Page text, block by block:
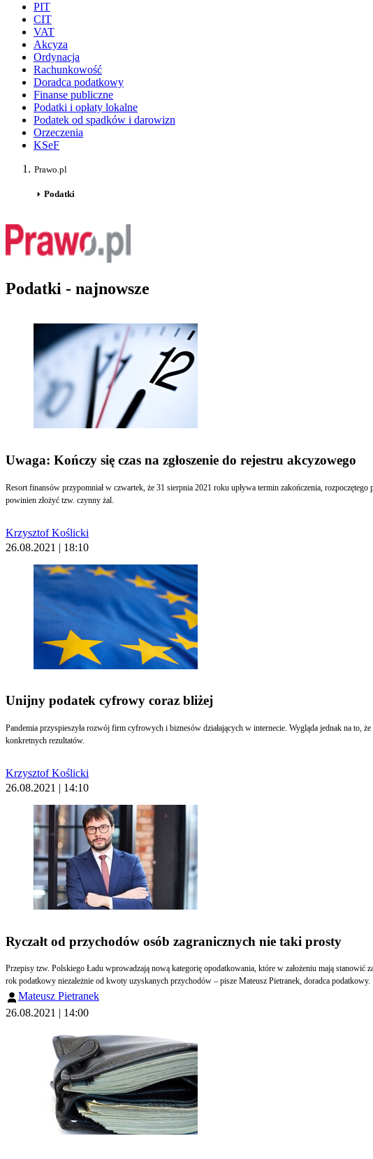
PIT
CIT
VAT
Akcyza
Ordynacja
Rachunkowość
Doradca podatkowy
Finanse publiczne
Podatki i opłaty lokalne
Podatek od spadków i darowizn
Orzeczenia
KSeF
Prawo.pl
Podatki
Podatki - najnowsze
Uwaga: Kończy się czas na zgłoszenie do rejestru akcyzowego
Resort finansów przypomniał w czwartek, że 31 sierpnia 2021 roku upływa termin zakończenia,
powinien złożyć tzw. czynny żal.
Krzysztof Koślicki
26.08.2021 | 18:10
Unijny podatek cyfrowy coraz bliżej
Pandemia przyspieszyła rozwój firm cyfrowych i biznesów działających w internecie. Wygląda jednak na
konkretnych rezultatów.
Krzysztof Koślicki
26.08.2021 | 14:10
Ryczałt od przychodów osób zagranicznych nie taki prosty
Przepisy tzw. Polskiego Ładu wprowadzają nową kategorię opodatkowania, które w założeniu mają
rok podatkowy niezależnie od kwoty uzyskanych przychodów – pisze Mateusz Pietranek, doradca podatkowy.
Mateusz Pietranek
26.08.2021 | 14:00